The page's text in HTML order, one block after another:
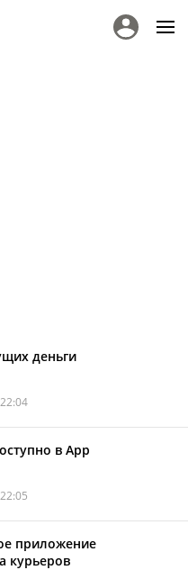
деньги
в App
приложение
курьеров